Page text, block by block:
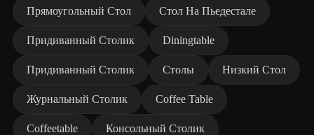
Прямоугольный Стол Стол На Пьедестале
Придиванный Столик Diningtable
Придиванный Столик Столы Низкий Стол
Журнальный Столик Coffee Table
Coffeetable Консольный Столик